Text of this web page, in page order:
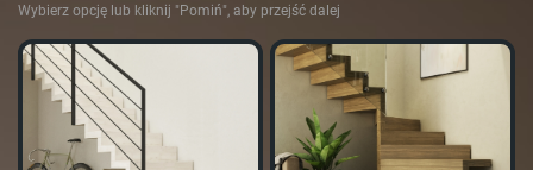
Wybierz opcję lub kliknij "Pomiń", aby przejść dalej